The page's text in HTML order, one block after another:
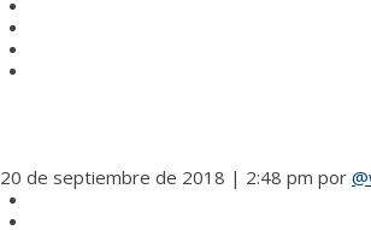
20 de septiembre de 2018 | 2:48 pm por